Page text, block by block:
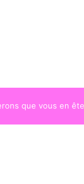
que vous en